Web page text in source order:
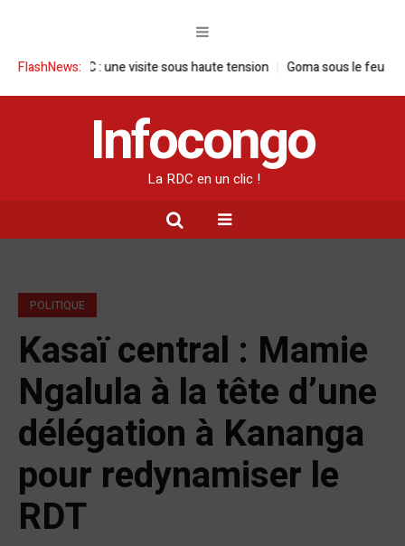
FlashNews:
RDC : une visite sous haute tension Goma sous le feu : la
Infocongo
La RDC en un clic !
POLITIQUE
Kasaï central : Mamie
Ngalula à la tête d’une
délégation à Kananga
pour redynamiser le
RDT